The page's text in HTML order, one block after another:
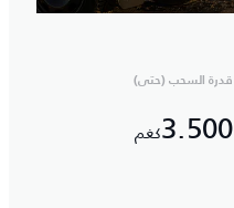
قدرة السحب (حتى)
3.500كغم